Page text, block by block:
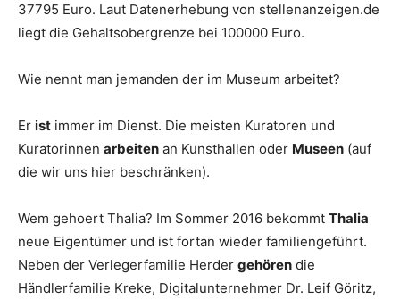
37795 Euro. Laut Datenerhebung von stellenanzeigen.de
liegt die Gehaltsobergrenze bei 100000 Euro.
Wie nennt man jemanden der im Museum arbeitet?
Er ist immer im Dienst. Die meisten Kuratoren und
Kuratorinnen arbeiten an Kunsthallen oder Museen (auf
die wir uns hier beschränken).
Wem gehoert Thalia? Im Sommer 2016 bekommt Thalia
neue Eigentümer und ist fortan wieder familiengeführt.
Neben der Verlegerfamilie Herder gehören die
Händlerfamilie Kreke, Digitalunternehmer Dr. Leif Göritz,